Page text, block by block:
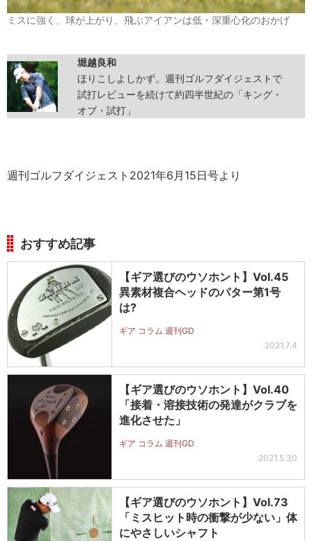
ミスに強く、球が上がり、飛ぶアイアンは低・深重心化のおかげ
堀越良和
ほりこしよしかず。週刊ゴルフダイジェストで
試打レビューを続けて約四半世紀の「キング・
オブ・試打」
週刊ゴルフダイジェスト2021年6月15日号より
おすすめ記事
【ギア選びのウソホント】Vol.45
異素材複合ヘッドのパター第1号
は?
ギア コラム 週刊GD
2021.7.4
【ギア選びのウソホント】Vol.40
「接着・溶接技術の発達がクラブを
進化させた」
ギア コラム 週刊GD
2021.5.30
【ギア選びのウソホント】Vol.73
「ミスヒット時の衝撃が少ない」体
にやさしいシャフト